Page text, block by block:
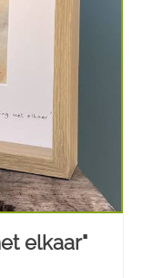
elkaar"